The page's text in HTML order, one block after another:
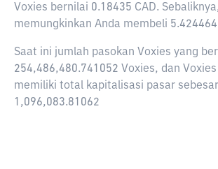
Voxies bernilai 0.18435 CAD.
memungkinkan Anda membeli
Saat ini jumlah pasokan Voxies yang
254,486,480.741052 Voxies, dan
memiliki total kapitalisasi pasar
1,096,083.81062